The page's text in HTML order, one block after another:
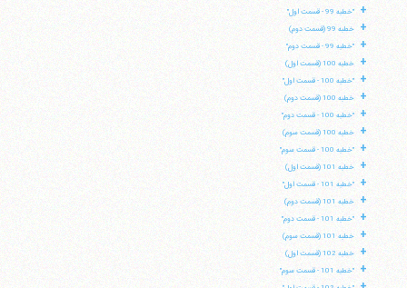
+ "خطبه 99 - قسمت اول"
+ خطبه 99 (قسمت دوم)
+ "خطبه 99 - قسمت دوم"
+ خطبه 100 (قسمت اول)
+ "خطبه 100 - قسمت اول"
+ خطبه 100 (قسمت دوم)
+ "خطبه 100 - قسمت دوم"
+ خطبه 100 (قسمت سوم)
+ "خطبه 100 - قسمت سوم"
+ خطبه 101 (قسمت اول)
+ "خطبه 101 - قسمت اول"
+ خطبه 101 (قسمت دوم)
+ "خطبه 101 - قسمت دوم"
+ خطبه 101 (قسمت سوم)
+ خطبه 102 (قسمت اول)
+ "خطبه 101 - قسمت سوم"